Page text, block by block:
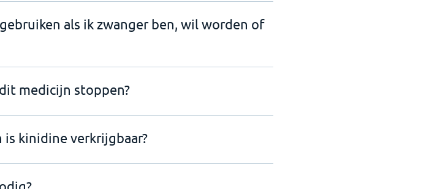
als ik zwanger ben, wil worden of
medicijn stoppen?
is kinidine verkrijgbaar?